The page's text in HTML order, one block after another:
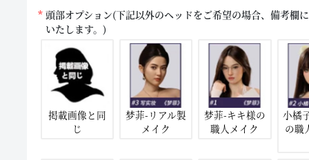
頭部オプション(下記以外のヘッドをご希望の場合、備考欄
いたします。)
掲載画像と同
じ
梦菲-リアル製
メイク
梦菲-キキ様の
職人メイク
小橘
の職